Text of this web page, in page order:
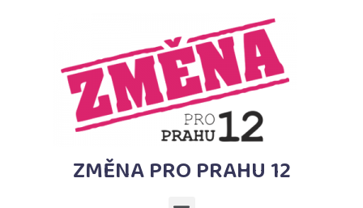
ZMĚNA PRO PRAHU 12